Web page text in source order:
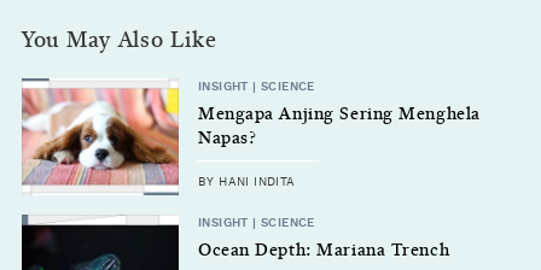
You May Also Like
INSIGHT | SCIENCE
Mengapa Anjing Sering Menghela
Napas?
BY HANI INDITA
INSIGHT | SCIENCE
Ocean Depth: Mariana Trench